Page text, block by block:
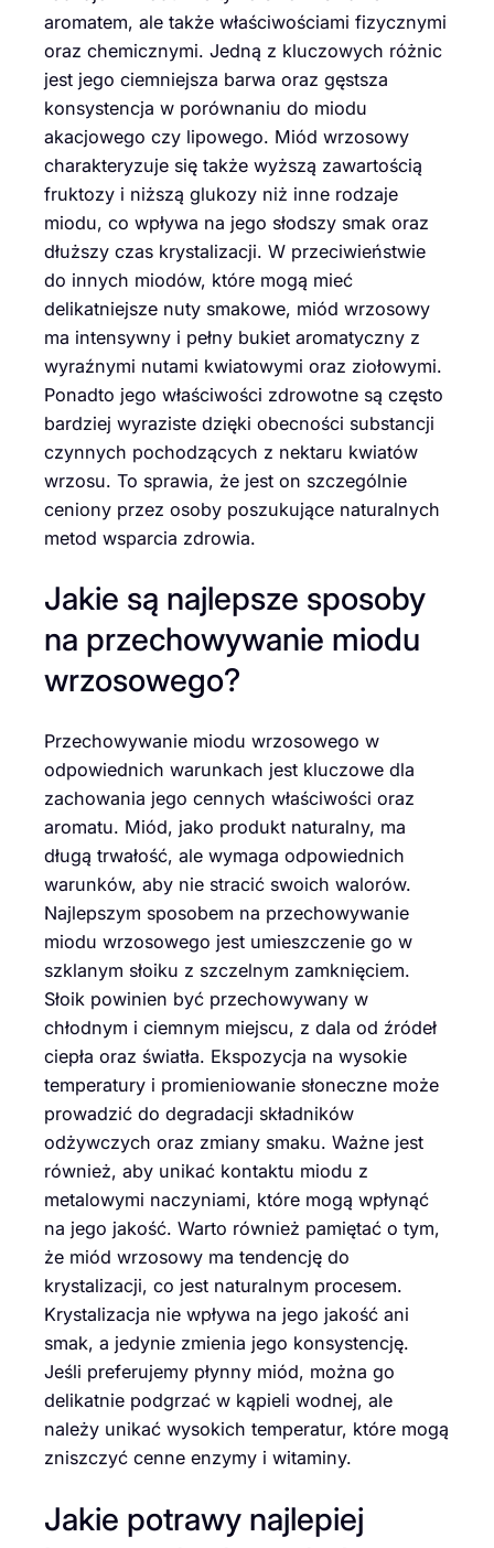
aromatem, ale także właściwościami fizycznymi
oraz chemicznymi. Jedną z kluczowych różnic
jest jego ciemniejsza barwa oraz gęstsza
konsystencja w porównaniu do miodu
akacjowego czy lipowego. Miód wrzosowy
charakteryzuje się także wyższą zawartością
fruktozy i niższą glukozy niż inne rodzaje
miodu, co wpływa na jego słodszy smak oraz
dłuższy czas krystalizacji. W przeciwieństwie
do innych miodów, które mogą mieć
delikatniejsze nuty smakowe, miód wrzosowy
ma intensywny i pełny bukiet aromatyczny z
wyraźnymi nutami kwiatowymi oraz ziołowymi.
Ponadto jego właściwości zdrowotne są często
bardziej wyraziste dzięki obecności substancji
czynnych pochodzących z nektaru kwiatów
wrzosu. To sprawia, że jest on szczególnie
ceniony przez osoby poszukujące naturalnych
metod wsparcia zdrowia.
Jakie są najlepsze sposoby
na przechowywanie miodu
wrzosowego?
Przechowywanie miodu wrzosowego w
odpowiednich warunkach jest kluczowe dla
zachowania jego cennych właściwości oraz
aromatu. Miód, jako produkt naturalny, ma
długą trwałość, ale wymaga odpowiednich
warunków, aby nie stracić swoich walorów.
Najlepszym sposobem na przechowywanie
miodu wrzosowego jest umieszczenie go w
szklanym słoiku z szczelnym zamknięciem.
Słoik powinien być przechowywany w
chłodnym i ciemnym miejscu, z dala od źródeł
ciepła oraz światła. Ekspozycja na wysokie
temperatury i promieniowanie słoneczne może
prowadzić do degradacji składników
odżywczych oraz zmiany smaku. Ważne jest
również, aby unikać kontaktu miodu z
metalowymi naczyniami, które mogą wpłynąć
na jego jakość. Warto również pamiętać o tym,
że miód wrzosowy ma tendencję do
krystalizacji, co jest naturalnym procesem.
Krystalizacja nie wpływa na jego jakość ani
smak, a jedynie zmienia jego konsystencję.
Jeśli preferujemy płynny miód, można go
delikatnie podgrzać w kąpieli wodnej, ale
należy unikać wysokich temperatur, które mogą
zniszczyć cenne enzymy i witaminy.
Jakie potrawy najlepiej